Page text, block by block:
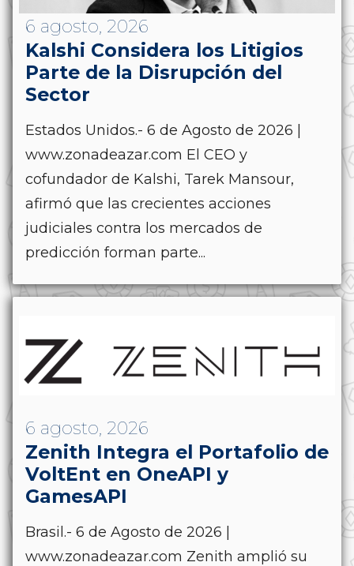
6 agosto, 2026
Kalshi Considera los Litigios
Parte de la Disrupción del
Sector
Estados Unidos.- 6 de Agosto de 2026 |
www.zonadeazar.com El CEO y
cofundador de Kalshi, Tarek Mansour,
afirmó que las crecientes acciones
judiciales contra los mercados de
predicción forman parte...
6 agosto, 2026
Zenith Integra el Portafolio de
VoltEnt en OneAPI y
GamesAPI
Brasil.- 6 de Agosto de 2026 |
www.zonadeazar.com Zenith amplió su